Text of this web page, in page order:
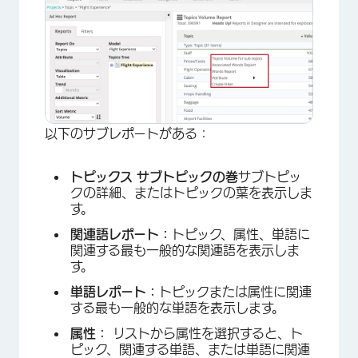
以下のサブレポートがある：
トピックス サブトピックの巻サブトピッ
クの詳細、またはトピックの葉を表示しま
す。
関連語レポート：
トピック、属性、単語に
関連する最も一般的な関連語を表示しま
す。
単語レポート：
トピックまたは属性に関連
する最も一般的な単語を表示します。
属性：
リストから属性を選択すると、ト
ピック、関連する単語、または単語に関連